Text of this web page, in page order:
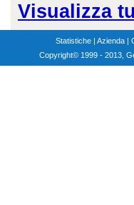
Visualizza
Statistiche | Azienda |
Copyright© 1999 - 2013,